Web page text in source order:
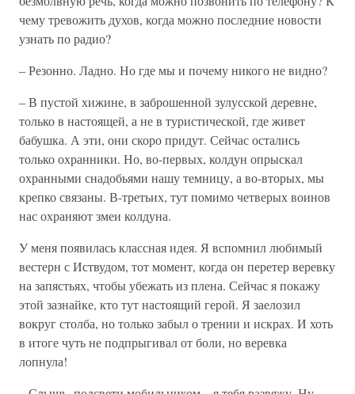
чему тревожить духов, когда можно последние новости
узнать по радио?
– Резонно. Ладно. Но где мы и почему никого не видно?
– В пустой хижине, в заброшенной зулусской деревне,
только в настоящей, а не в туристической, где живет
бабушка. А эти, они скоро придут. Сейчас остались
только охранники. Но, во-первых, колдун опрыскал
охранными снадобьями нашу темницу, а во-вторых, мы
крепко связаны. В-третьих, тут помимо четверых воинов
нас охраняют змеи колдуна.
У меня появилась классная идея. Я вспомнил любимый
вестерн с Иствудом, тот момент, когда он перетер веревку
на запястьях, чтобы убежать из плена. Сейчас я покажу
этой зазнайке, кто тут настоящий герой. Я заелозил
вокруг столба, но только забыл о трении и искрах. И хоть
в итоге чуть не подпрыгивал от боли, но веревка
лопнула!